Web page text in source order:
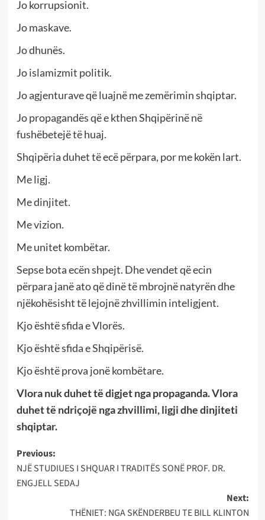
Jo korrupsionit.
Jo maskave.
Jo dhunës.
Jo islamizmit politik.
Jo agjenturave që luajnë me zemërimin shqiptar.
Jo propagandës që e kthen Shqipërinë në
fushëbetejë të huaj.
Shqipëria duhet të ecë përpara, por me kokën lart.
Me ligj.
Me dinjitet.
Me vizion.
Me unitet kombëtar.
Sepse bota ecën shpejt. Dhe vendet që ecin
përpara janë ato që dinë të mbrojnë natyrën dhe
njëkohësisht të lejojnë zhvillimin inteligjent.
Kjo është sfida e Vlorës.
Kjo është sfida e Shqipërisë.
Kjo është prova jonë kombëtare.
Vlora nuk duhet të digjet nga propaganda. Vlora
duhet të ndriçojë nga zhvillimi, ligji dhe dinjiteti
shqiptar.
Post
navigation
Previous:
NJË STUDIUES I SHQUAR I TRADITËS SONË PROF. DR.
ENGJELL SEDAJ
Next:
THËNIET: NGA SKËNDERBEU TE BILL KLINTON